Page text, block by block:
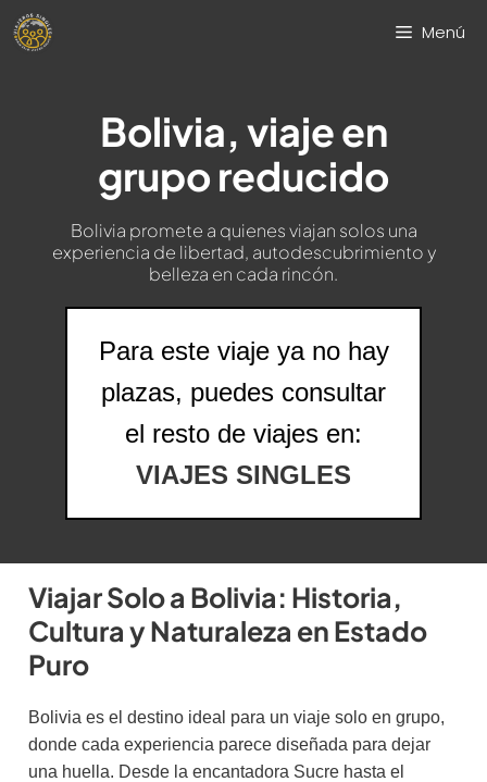
Saltar
Menú
Bolivia, viaje en
grupo reducido
Bolivia promete a quienes viajan solos una
experiencia de libertad, autodescubrimiento y
belleza en cada rincón.
Para este viaje ya no hay
plazas, puedes consultar
el resto de viajes en:
VIAJES SINGLES
Viajar Solo a Bolivia: Historia,
Cultura y Naturaleza en Estado
Puro
Bolivia es el destino ideal para un viaje solo en grupo,
donde cada experiencia parece diseñada para dejar
una huella. Desde la encantadora Sucre hasta el